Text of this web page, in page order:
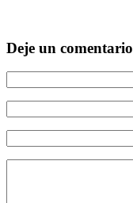
Deje un comentario